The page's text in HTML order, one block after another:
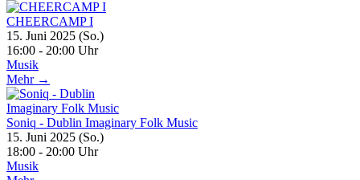
CHEERCAMP I
15. Juni 2025 (So.)
16:00 - 20:00 Uhr
Musik
Mehr →
Soniq - Dublin Imaginary Folk Music
15. Juni 2025 (So.)
18:00 - 20:00 Uhr
Musik